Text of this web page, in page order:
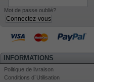
Mot de passe oublié?
INFORMATIONS
Politique de livraison
Conditions d´Utilisation